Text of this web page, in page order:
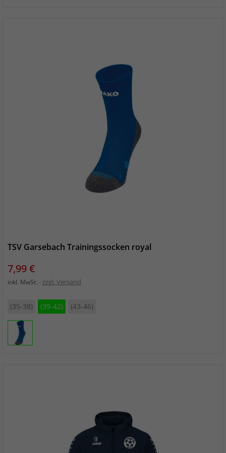
TSV Garsebach Trainingssocken royal
Preis
7,99 €
inkl. MwSt. zzgl. Versand
(35-38) (39-42) (43-46)